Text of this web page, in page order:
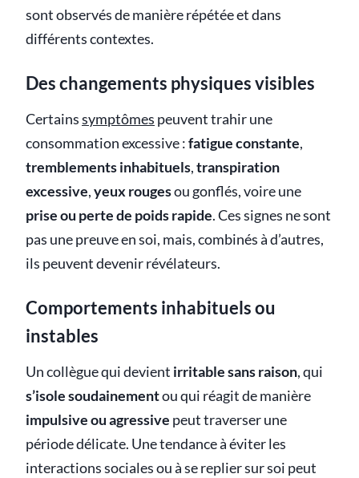
sont observés de manière répétée et dans
différents contextes.
Des changements physiques visibles
Certainssymptômes peuvent trahir une
consommation excessive :fatigue constante,
tremblements inhabituels,transpiration
excessive,yeux rougesou gonflés, voire une
prise ou perte de poids rapide. Ces signes ne sont
pas une preuve en soi, mais, combinés à d’autres,
ils peuvent devenir révélateurs.
Comportements inhabituels ou
instables
Un collègue qui devient irritable sans raison, qui
s’isole soudainementou qui réagit de manière
impulsive ou agressive peut traverser une
période délicate. Une tendance à éviter les
interactions sociales ou à se replier sur soi peut